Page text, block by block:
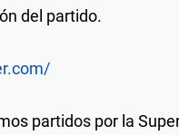
del partido.
partidos por la